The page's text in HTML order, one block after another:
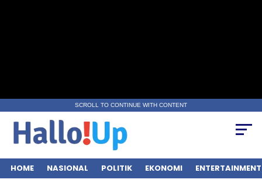
SCROLL TO CONTINUE WITH CONTENT
HOME NASIONAL POLITIK EKONOMI ENTERTAINMENT